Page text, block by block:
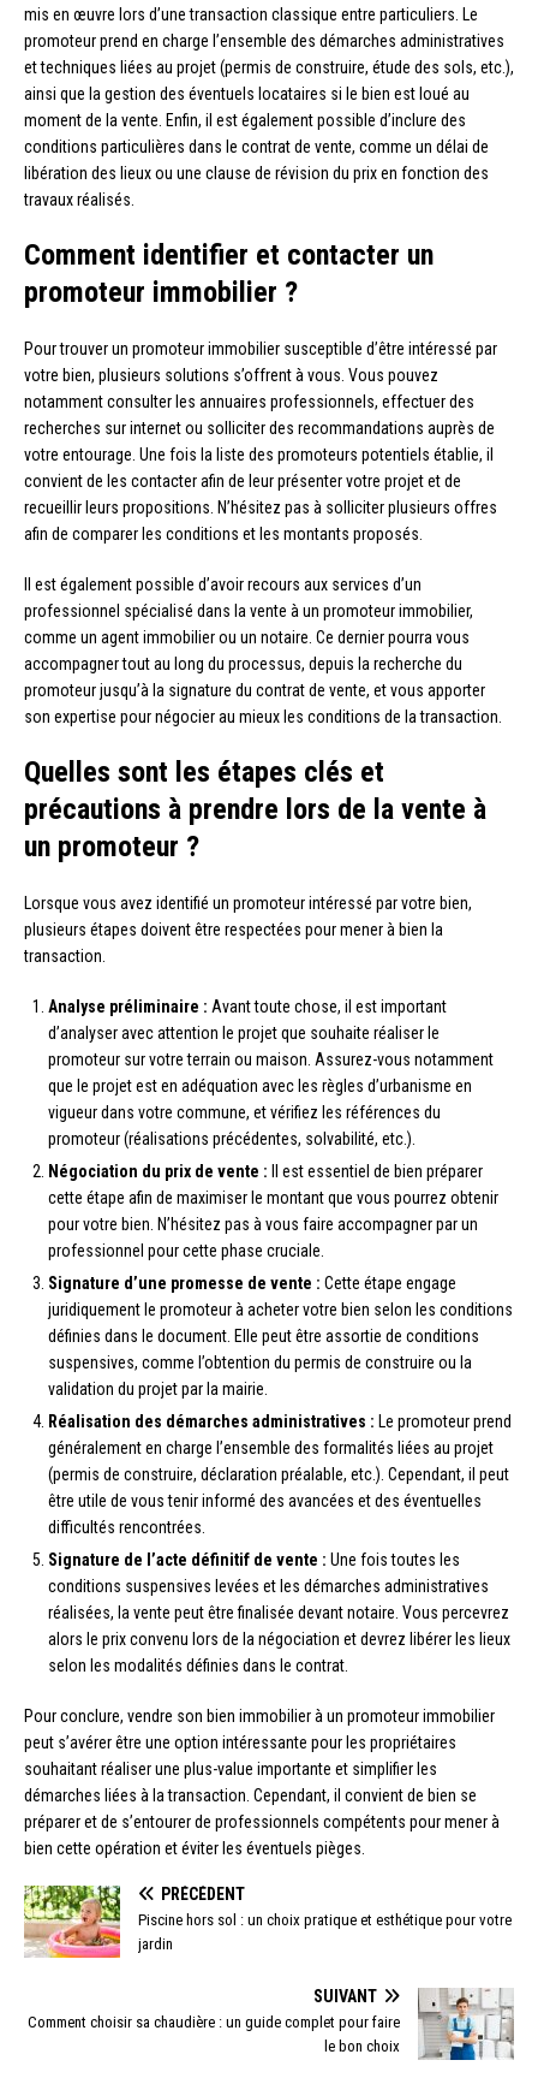
mis en œuvre lors d’une transaction classique entre particuliers. Le
promoteur prend en charge l’ensemble des démarches administratives
et techniques liées au projet (permis de construire, étude des sols, etc.),
ainsi que la gestion des éventuels locataires si le bien est loué au
moment de la vente. Enfin, il est également possible d’inclure des
conditions particulières dans le contrat de vente, comme un délai de
libération des lieux ou une clause de révision du prix en fonction des
travaux réalisés.
Comment identifier et contacter un
promoteur immobilier ?
Pour trouver un promoteur immobilier susceptible d’être intéressé par
votre bien, plusieurs solutions s’offrent à vous. Vous pouvez
notamment consulter les annuaires professionnels, effectuer des
recherches sur internet ou solliciter des recommandations auprès de
votre entourage. Une fois la liste des promoteurs potentiels établie, il
convient de les contacter afin de leur présenter votre projet et de
recueillir leurs propositions. N’hésitez pas à solliciter plusieurs offres
afin de comparer les conditions et les montants proposés.
Il est également possible d’avoir recours aux services d’un
professionnel spécialisé dans la vente à un promoteur immobilier,
comme un agent immobilier ou un notaire. Ce dernier pourra vous
accompagner tout au long du processus, depuis la recherche du
promoteur jusqu’à la signature du contrat de vente, et vous apporter
son expertise pour négocier au mieux les conditions de la transaction.
Quelles sont les étapes clés et
précautions à prendre lors de la vente à
un promoteur ?
Lorsque vous avez identifié un promoteur intéressé par votre bien,
plusieurs étapes doivent être respectées pour mener à bien la
transaction.
Analyse préliminaire : Avant toute chose, il est important
d’analyser avec attention le projet que souhaite réaliser le
promoteur sur votre terrain ou maison. Assurez-vous notamment
que le projet est en adéquation avec les règles d’urbanisme en
vigueur dans votre commune, et vérifiez les références du
promoteur (réalisations précédentes, solvabilité, etc.).
Négociation du prix de vente : Il est essentiel de bien préparer
cette étape afin de maximiser le montant que vous pourrez obtenir
pour votre bien. N’hésitez pas à vous faire accompagner par un
professionnel pour cette phase cruciale.
Signature d’une promesse de vente : Cette étape engage
juridiquement le promoteur à acheter votre bien selon les conditions
définies dans le document. Elle peut être assortie de conditions
suspensives, comme l’obtention du permis de construire ou la
validation du projet par la mairie.
Réalisation des démarches administratives : Le promoteur prend
généralement en charge l’ensemble des formalités liées au projet
(permis de construire, déclaration préalable, etc.). Cependant, il peut
être utile de vous tenir informé des avancées et des éventuelles
difficultés rencontrées.
Signature de l’acte définitif de vente : Une fois toutes les
conditions suspensives levées et les démarches administratives
réalisées, la vente peut être finalisée devant notaire. Vous percevrez
alors le prix convenu lors de la négociation et devrez libérer les lieux
selon les modalités définies dans le contrat.
Pour conclure, vendre son bien immobilier à un promoteur immobilier
peut s’avérer être une option intéressante pour les propriétaires
souhaitant réaliser une plus-value importante et simplifier les
démarches liées à la transaction. Cependant, il convient de bien se
préparer et de s’entourer de professionnels compétents pour mener à
bien cette opération et éviter les éventuels pièges.
PRÉCÉDENT
Piscine hors sol : un choix pratique et esthétique pour votre
jardin
SUIVANT
Comment choisir sa chaudière : un guide complet pour faire
le bon choix